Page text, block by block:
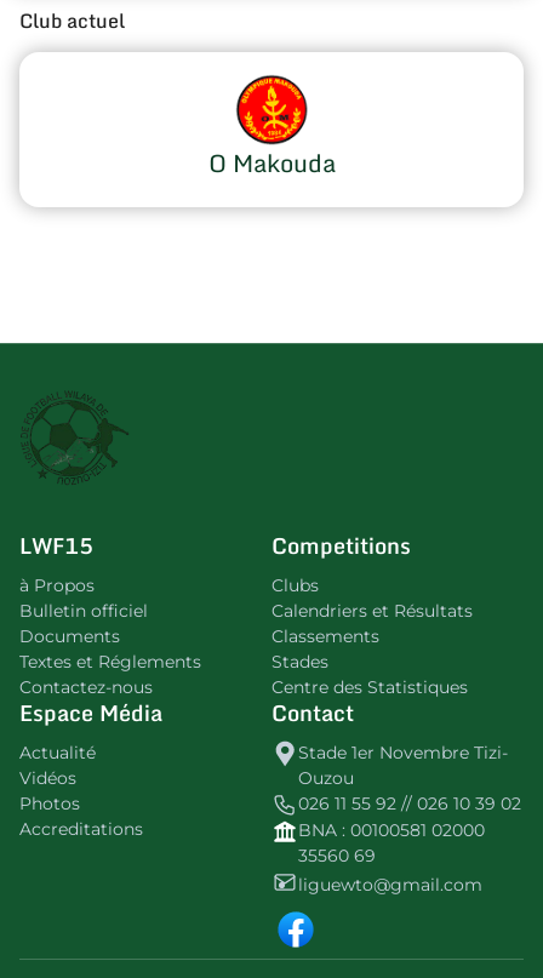
Club actuel
O Makouda
LWF15
à Propos
Bulletin officiel
Documents
Textes et Réglements
Contactez-nous
Competitions
Clubs
Calendriers et Résultats
Classements
Stades
Centre des Statistiques
Espace Média
Actualité
Vidéos
Photos
Accreditations
Contact
Stade 1er Novembre Tizi-
Ouzou
026 11 55 92 // 026 10 39 02
BNA : 00100581 02000
35560 69
liguewto@gmail.com